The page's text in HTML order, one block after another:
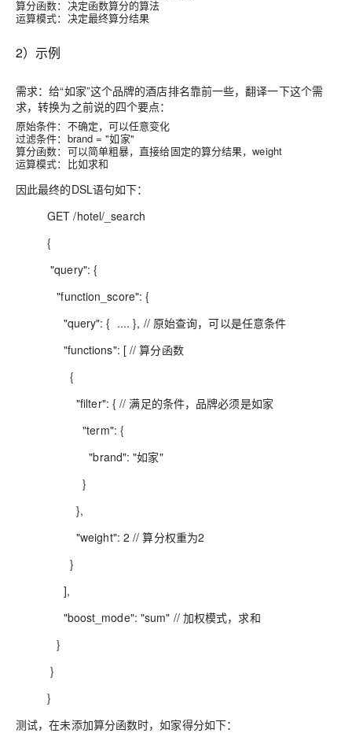
算分函数：决定函数算分的算法
运算模式：决定最终算分结果
2）示例
需求：给“如家”这个品牌的酒店排名靠前一些，翻译一下这个需
求，转换为之前说的四个要点：
原始条件：不确定，可以任意变化
过滤条件：brand = "如家"
算分函数：可以简单粗暴，直接给固定的算分结果，weight
运算模式：比如求和
因此最终的DSL语句如下：
GET /hotel/_search
{
"query": {
"function_score": {
"query": { .... }, // 原始查询，可以是任意条件
"functions": [ // 算分函数
{
"filter": { // 满足的条件，品牌必须是如家
"term": {
"brand": "如家"
}
},
"weight": 2 // 算分权重为2
}
],
"boost_mode": "sum" // 加权模式，求和
}
}
}
测试，在未添加算分函数时，如家得分如下：